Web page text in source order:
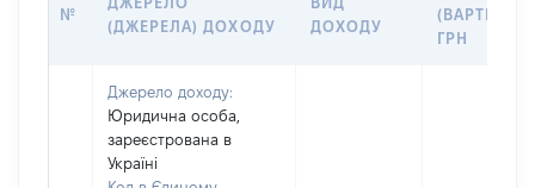
№
(ДЖЕРЕЛА) ДОХОДУ
ДОХОДУ
(ВАРТІСТЬ),
ГРН
Джерело доходу:
Юридична особа,
зареєстрована в
Україні